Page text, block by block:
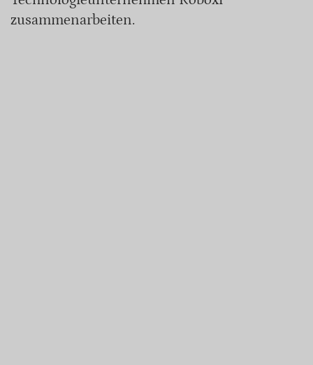
zusammenarbeiten.